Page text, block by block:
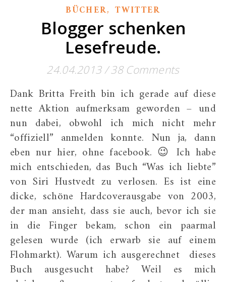
BÜCHER,TWITTER
Blogger schenken
Lesefreude.
24.04.2013 / 38 Comments
Dank Britta Freith bin ich gerade auf diese
nette Aktion aufmerksam geworden – und
nun dabei, obwohl ich mich nicht mehr
“offiziell” anmelden konnte. Nun ja, dann
eben nur hier, ohne facebook. 😉 Ich habe
mich entschieden, das Buch “Was ich liebte”
von Siri Hustvedt zu verlosen. Es ist eine
dicke, schöne Hardcoverausgabe von 2003,
der man ansieht, dass sie auch, bevor ich sie
in die Finger bekam, schon ein paarmal
gelesen wurde (ich erwarb sie auf einem
Flohmarkt). Warum ich ausgerechnet dieses
Buch ausgesucht habe? Weil es mich